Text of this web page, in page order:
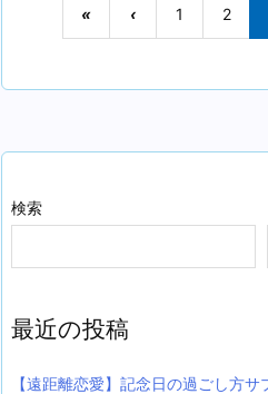
« ‹ 1 2
検索
最近の投稿
【遠距離恋愛】記念日の過ごし方